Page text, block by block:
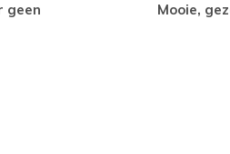
Mooie,